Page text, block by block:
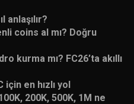
anlaşılır?
coins al mı? Doğru
kurma mı? FC26’ta akıllı
için en hızlı yol
200K, 500K, 1M ne